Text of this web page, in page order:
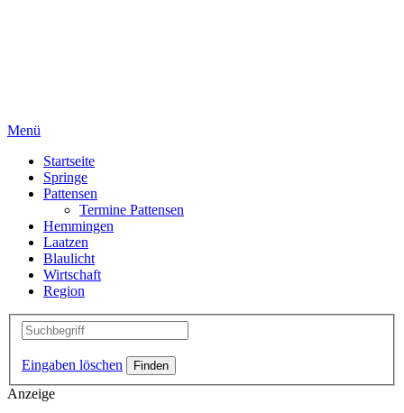
Menü
Startseite
Springe
Pattensen
Termine Pattensen
Hemmingen
Laatzen
Blaulicht
Wirtschaft
Region
Eingaben löschen
Anzeige